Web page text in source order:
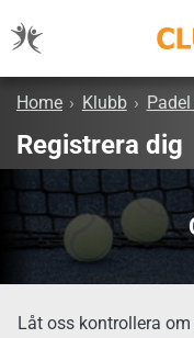
Home › Klubb ›
Registrera dig
Låt oss kontrollera